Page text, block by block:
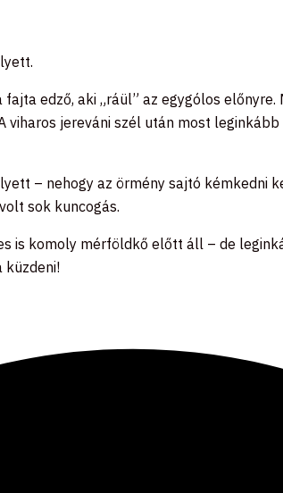
edző, aki „ráül” az egygólos
jereváni szél után most
– nehogy az örmény sajtó kémkedni
sok kuncogás.
is komoly mérföldkő előtt áll – de
küzdeni!